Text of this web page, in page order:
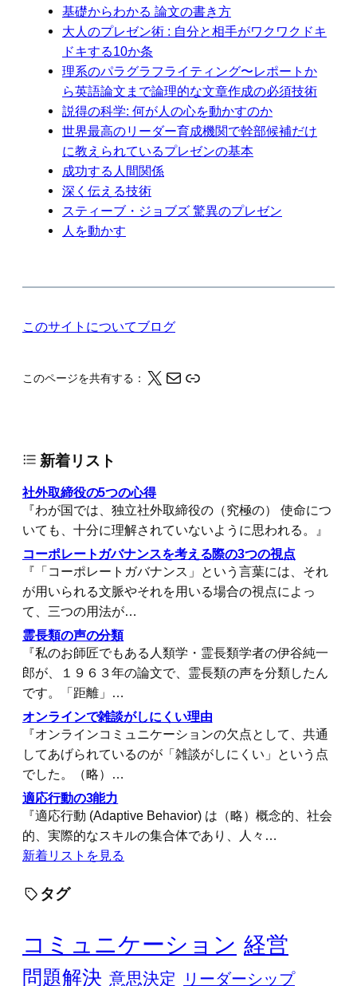
基礎からわかる 論文の書き方
大人のプレゼン術 : 自分と相手がワクワクドキ
ドキする10か条
理系のパラグラフライティング〜レポートか
ら英語論文まで論理的な文章作成の必須技術
説得の科学: 何が人の心を動かすのか
世界最高のリーダー育成機関で幹部候補だけ
に教えられているプレゼンの基本
成功する人間関係
深く伝える技術
スティーブ・ジョブズ 驚異のプレゼン
人を動かす
このサイトについてブログ
このページを共有する： X メール このページの情報をクリップボードにコピーする
新着リスト
社外取締役の5つの心得
『わが国では、独立社外取締役の（究極の） 使命につ
いても、十分に理解されていないように思われる。』
コーポレートガバナンスを考える際の3つの視点
『「コーポレートガバナンス」という言葉には、それ
が用いられる文脈やそれを用いる場合の視点によっ
て、三つの用法が…
霊長類の声の分類
『私のお師匠でもある人類学・霊長類学者の伊谷純一
郎が、１９６３年の論文で、霊長類の声を分類したん
です。「距離」…
オンラインで雑談がしにくい理由
『オンラインコミュニケーションの欠点として、共通
してあげられているのが「雑談がしにくい」という点
でした。（略）…
適応行動の3能力
『適応行動 (Adaptive Behavior) は（略）概念的、社会
的、実際的なスキルの集合体であり、人々…
新着リストを見る
タグ
コミュニケーション 経営
問題解決 意思決定
リーダーシップ